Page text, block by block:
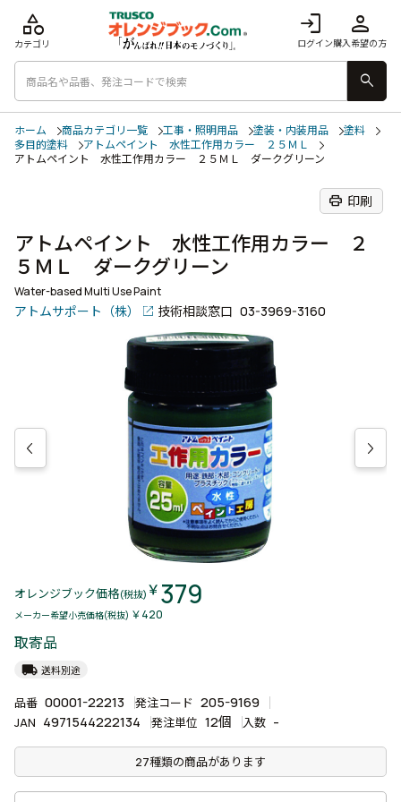
login
ログイン
person
購入希望の方
category
カテゴリ
search
ホーム 商品カテゴリ一覧 工事・照明用品 塗装・内装用品
塗料
多目的塗料
アトムペイント 水性工作用カラー ２５ＭＬ
アトムペイント 水性工作用カラー ２５ＭＬ ダークグリーン
print 印刷
アトムペイント 水性工作用カラー ２
５ＭＬ ダークグリーン
Water-based Multi Use Paint
アトムサポート（株） 技術相談窓口 03-3969-3160
オレンジブック価格(税抜) ￥379
メーカー希望小売価格(税抜) ￥420
取寄品
local_shipping 送料別途
品番 00001-22213 発注コード 205-9169
JAN 4971544222134 発注単位 12個 入数 -
27種類の商品があります